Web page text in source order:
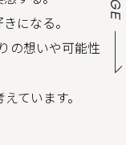
になる。
の想いや可能性
ています。